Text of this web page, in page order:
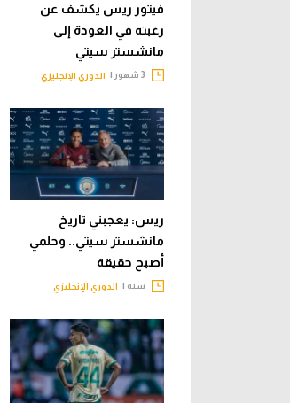
فيتور ريس يكشف عن
رغبته في العودة إلى
مانشستر سيتي
الدوري الإنجليزي
ريس: يعجبني تاريخ
مانشستر سيتي.. وحلمي
أصبح حقيقة
سنه | الدوري الإنجليزي